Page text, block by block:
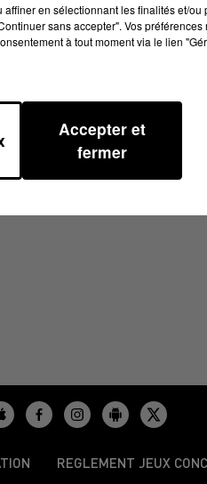
REGLEMENT JEUX
en sélectionnant les finalités et/
sans accepter". Vos
à tout moment via le lien
Accepter et
fermer